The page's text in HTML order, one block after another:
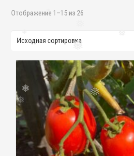
❅
❅
❅
Отображение 1–15 из 26